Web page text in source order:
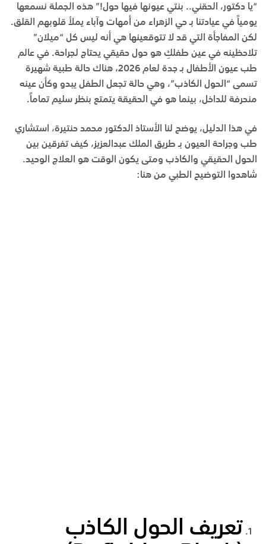
“يا دكتور، الحقني.. بنتي عيونها فيها حول!” هذه الجملة نسمعها
يومياً في عيادتنا بـحي الزهراء من أمهات وآباء يملأ قلوبهم القلق.
لكن المفاجأة التي قد لا تتوقعينها هي أنه ليس كل “ميلان”
تلاحظينه في عين طفلكِ هو حول حقيقي يحتاج لجراحة. في عالم
طب عيون الأطفال بـجدة
لعام 2026، هناك حالة طبية شهيرة
تسمى “الحول الكاذب”، وهي حالة تجعل الطفل يبدو وكأن عينه
منحرفة للداخل، بينما هو في الحقيقة يتمتع بنظر سليم تماماً.
في هذا الدليل، يوضح لنا الأستاذ الدكتور محمد حنتيرة، استشاري
طب وجراحة العيون بـ طريق الملك عبدالعزيز، كيف تفرقين بين
الحول الحقيقي والكاذب ومتى يكون الوقت هو العلاج الوحيد.
شاهدوا التوضيح الطبي من هنا:
تعريف الحول الكاذب